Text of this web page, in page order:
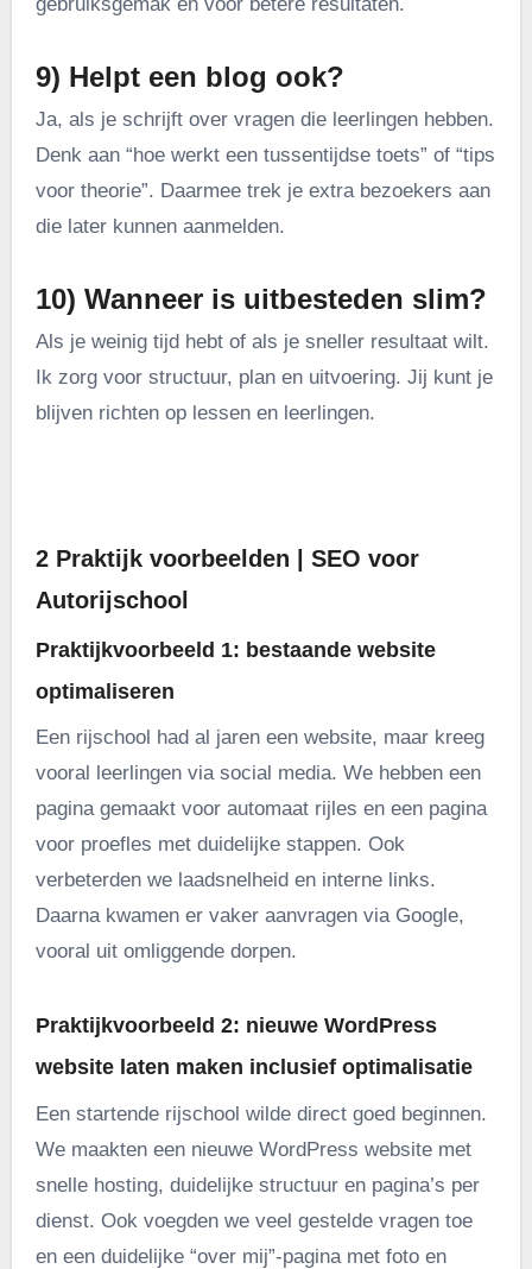
9) Helpt een blog ook?
Ja, als je schrijft over vragen die leerlingen hebben.
Denk aan “hoe werkt een tussentijdse toets” of “tips
voor theorie”. Daarmee trek je extra bezoekers aan
die later kunnen aanmelden.
10) Wanneer is uitbesteden slim?
Als je weinig tijd hebt of als je sneller resultaat wilt.
Ik zorg voor structuur, plan en uitvoering. Jij kunt je
blijven richten op lessen en leerlingen.
2 Praktijk voorbeelden | SEO voor
Autorijschool
Praktijkvoorbeeld 1: bestaande website
optimaliseren
Een rijschool had al jaren een website, maar kreeg
vooral leerlingen via social media. We hebben een
pagina gemaakt voor automaat rijles en een pagina
voor proefles met duidelijke stappen. Ook
verbeterden we laadsnelheid en interne links.
Daarna kwamen er vaker aanvragen via Google,
vooral uit omliggende dorpen.
Praktijkvoorbeeld 2: nieuwe WordPress
website laten maken inclusief optimalisatie
Een startende rijschool wilde direct goed beginnen.
We maakten een nieuwe WordPress website met
snelle hosting, duidelijke structuur en pagina’s per
dienst. Ook voegden we veel gestelde vragen toe
en een duidelijke “over mij”-pagina met foto en